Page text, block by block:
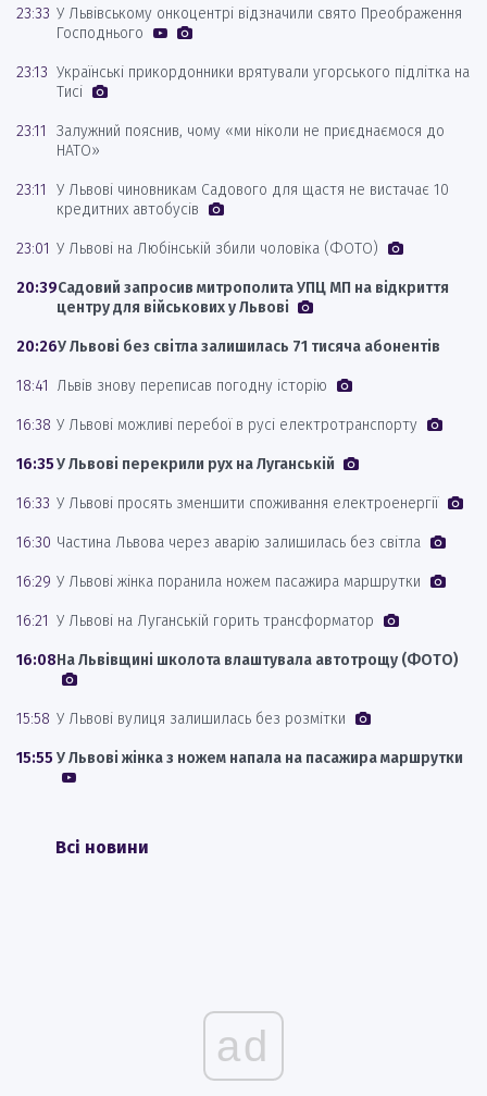
23:33 У Львівському онкоцентрі відзначили свято Преображення
Господнього
23:13 Українські прикордонники врятували угорського підлітка на
Тисі
23:11
Залужний пояснив, чому «ми ніколи не приєднаємося до
НАТО»
23:11
У Львові чиновникам Садового для щастя не вистачає 10
кредитних автобусів
23:01 У Львові на Любінській збили чоловіка (ФОТО)
20:39Садовий запросив митрополита УПЦ МП на відкриття
центру для військових у Львові
20:26У Львові без світла залишилась 71 тисяча абонентів
18:41 Львів знову переписав погодну історію
16:38 У Львові можливі перебої в русі електротранспорту
16:35У Львові перекрили рух на Луганській
16:33 У Львові просять зменшити споживання електроенергії
16:30 Частина Львова через аварію залишилась без світла
16:29 У Львові жінка поранила ножем пасажира маршрутки
16:21 У Львові на Луганській горить трансформатор
16:08На Львівщині школота влаштувала автотрощу (ФОТО)
15:58 У Львові вулиця залишилась без розмітки
15:55 У Львові жінка з ножем напала на пасажира маршрутки
Всі новини
ad